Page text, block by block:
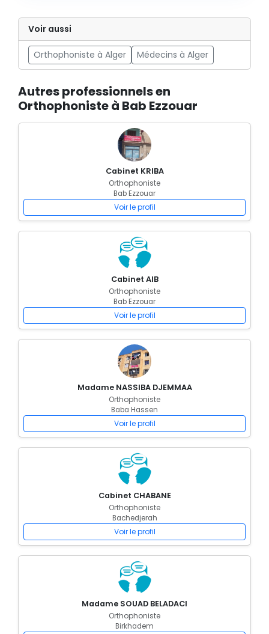
Voir aussi
Orthophoniste à Alger Médecins à Alger
Autres professionnels en
Orthophoniste à Bab Ezzouar
Cabinet KRIBA
Orthophoniste
Bab Ezzouar
Voir le profil
Cabinet AIB
Orthophoniste
Bab Ezzouar
Voir le profil
Madame NASSIBA DJEMMAA
Orthophoniste
Baba Hassen
Voir le profil
Cabinet CHABANE
Orthophoniste
Bachedjerah
Voir le profil
Madame SOUAD BELADACI
Orthophoniste
Birkhadem